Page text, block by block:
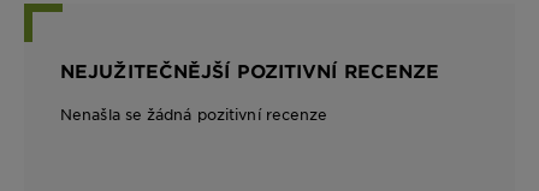
NEJUŽITEČNĚJŠÍ POZITIVNÍ RECENZE
Nenašla se žádná pozitivní recenze